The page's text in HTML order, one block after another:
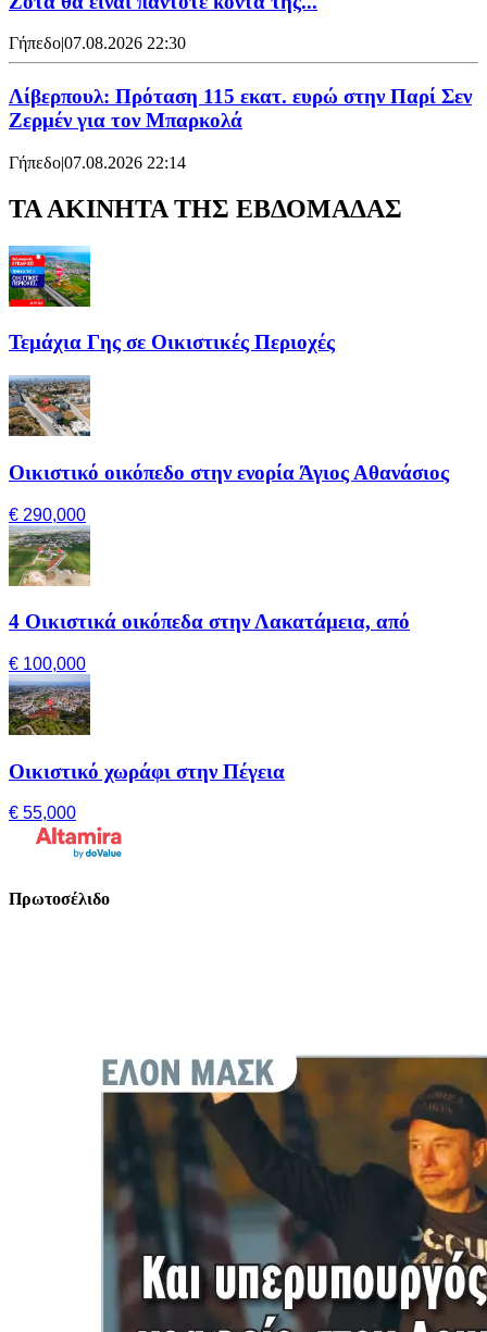
Γήπεδο|07.08.2026 22:30
Λίβερπουλ: Πρόταση 115 εκατ. ευρώ στην Παρί Σεν
Ζερμέν για τον Μπαρκολά
Γήπεδο|07.08.2026 22:14
ΤΑ ΑΚΙΝΗΤΑ ΤΗΣ ΕΒΔΟΜΑΔΑΣ
Τεμάχια Γης σε Οικιστικές Περιοχές
Οικιστικό οικόπεδο στην ενορία Άγιος Αθανάσιος
€ 290,000
4 Οικιστικά οικόπεδα στην Λακατάμεια, από
€ 100,000
Οικιστικό χωράφι στην Πέγεια
€ 55,000
Πρωτοσέλιδο